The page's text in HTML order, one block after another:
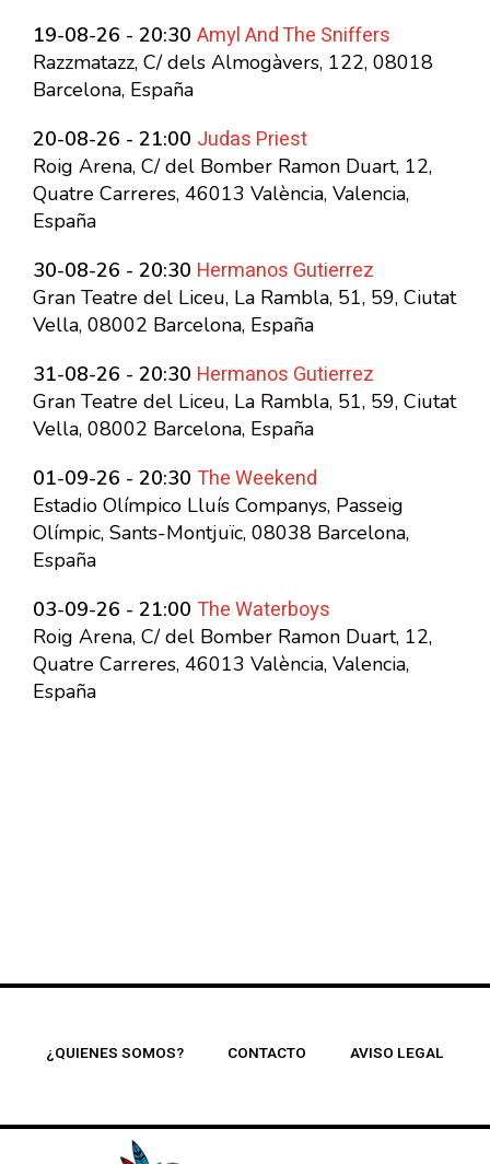
19-08-26 - 20:30 Amyl And The Sniffers
Razzmatazz, C/ dels Almogàvers, 122, 08018
Barcelona, España
20-08-26 - 21:00 Judas Priest
Roig Arena, C/ del Bomber Ramon Duart, 12,
Quatre Carreres, 46013 València, Valencia,
España
30-08-26 - 20:30 Hermanos Gutierrez
Gran Teatre del Liceu, La Rambla, 51, 59, Ciutat
Vella, 08002 Barcelona, España
31-08-26 - 20:30 Hermanos Gutierrez
Gran Teatre del Liceu, La Rambla, 51, 59, Ciutat
Vella, 08002 Barcelona, España
01-09-26 - 20:30 The Weekend
Estadio Olímpico Lluís Companys, Passeig
Olímpic, Sants-Montjuïc, 08038 Barcelona,
España
03-09-26 - 21:00 The Waterboys
Roig Arena, C/ del Bomber Ramon Duart, 12,
Quatre Carreres, 46013 València, Valencia,
España
¿QUIENES SOMOS? CONTACTO AVISO LEGAL